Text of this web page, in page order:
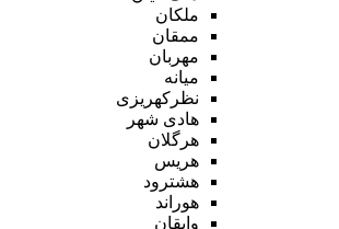
ملکان
ممقان
مهربان
میانه
نظرکهریزی
هادی شهر
هرگلان
هریس
هشترود
هوراند
وایقان